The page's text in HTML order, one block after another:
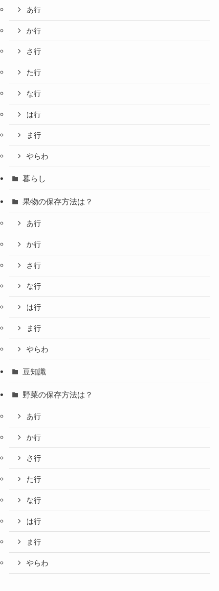
あ行
か行
さ行
た行
な行
は行
ま行
やらわ
暮らし
果物の保存方法は？
あ行
か行
さ行
な行
は行
ま行
やらわ
豆知識
野菜の保存方法は？
あ行
か行
さ行
た行
な行
は行
ま行
やらわ